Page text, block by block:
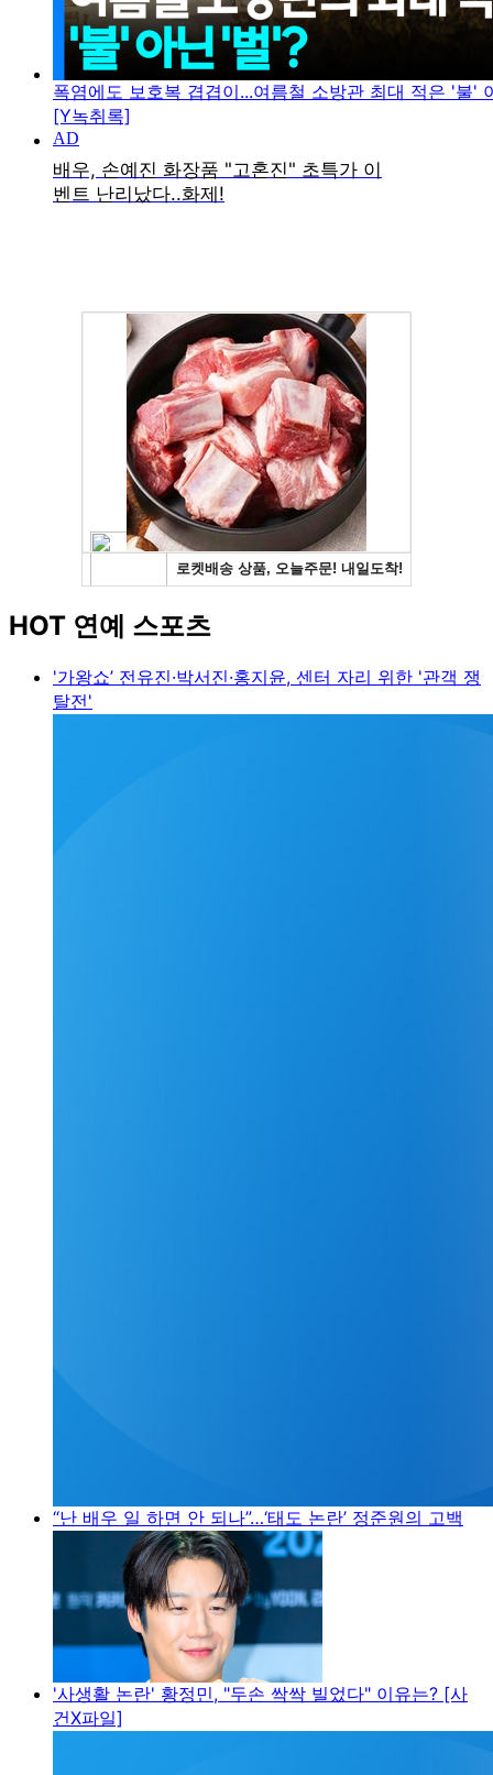
폭염에도 보호복 겹겹이...여름철 소방관 최대 적은 '불'
[Y녹취록]
HOT 연예 스포츠
'가왕쇼’ 전유진·박서진·홍지윤, 센터 자리 위한 '관객 쟁
탈전'
“난 배우 일 하면 안 되나”…‘태도 논란’ 정준원의 고백
'사생활 논란' 황정민, "두손 싹싹 빌었다" 이유는? [사
건X파일]